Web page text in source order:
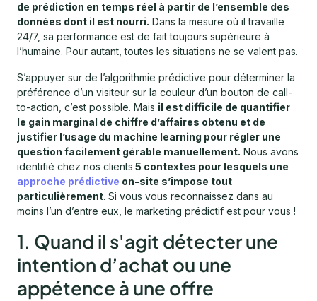
de prédiction en temps réel à partir de l’ensemble des
données dont il est nourri. Dans la mesure où il travaille
24/7, sa performance est de fait toujours supérieure à
l’humaine. Pour autant, toutes les situations ne se valent pas.
S’appuyer sur de l’algorithmie prédictive pour déterminer la
préférence d’un visiteur sur la couleur d’un bouton de call-
to-action, c’est possible. Mais il est difficile de quantifier
le gain marginal de chiffre d’affaires obtenu et de
justifier l’usage du machine learning pour régler une
question facilement gérable manuellement. Nous avons
identifié chez nos clients 5 contextes pour lesquels une
approche prédictive on-site s’impose tout
particulièrement. Si vous vous reconnaissez dans au
moins l’un d’entre eux, le marketing prédictif est pour vous !
1. Quand il s'agit détecter une
intention d’achat ou une
appétence à une offre